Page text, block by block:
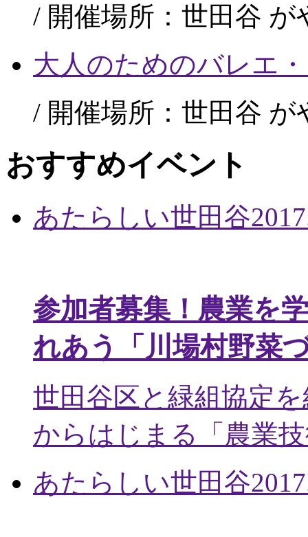
/ 開催場所：世田谷
大人のためのバレエ
/ 開催場所：世田谷
おすすめイベント
あたらしい世田谷
参加者募集！農業を
れあう「川場村野菜
世田谷区と緑組協定
からはじまる「農業
あたらしい世田谷